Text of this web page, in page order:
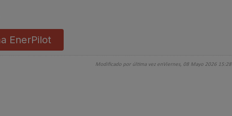
EnerPilot
Modificado por última vez enViernes, 08 Mayo 2026 15:28